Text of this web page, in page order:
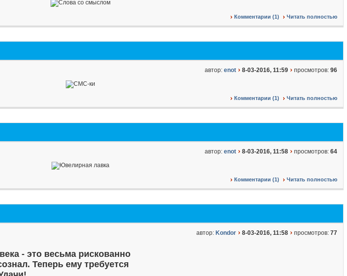
Комментарии (1) Читать полностью
автор: enot 8-03-2016, 11:59 просмотров: 96
Комментарии (1) Читать полностью
автор: enot 8-03-2016, 11:58 просмотров: 64
Комментарии (1) Читать полностью
автор: Kondor 8-03-2016, 11:58 просмотров: 77
- это весьма рискованно
Теперь ему требуется